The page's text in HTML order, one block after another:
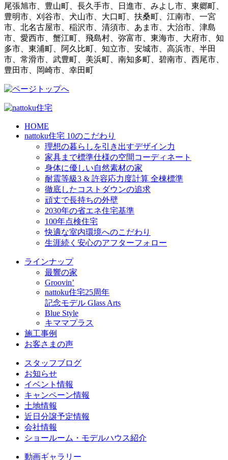
尾張旭市、豊山町、長久手市、日進市、みよし市、東郷町、
豊明市、刈谷市、犬山市、大口町、扶桑町、江南市、一宮
市、北名古屋市、稲沢市、清須市、あま市、大治市、津島
市、愛西市、蟹江町、飛島村、弥富市、東海市、大府市、知
多市、東浦町、阿久比町、知立市、安城市、高浜市、半田
市、常滑市、武豊町、美浜町、南知多町、碧南市、西尾市、
豊田市、岡崎市、幸田町
HOME
nattoku住宅 10のこだわり
理想の暮らしを引き出すデザイン力
家具まで標準仕様の空間コーディネート
身体に優しい自然素材の家
耐震等級3 & 許容応力度計算 全棟標準
徹底したコストダウンの追求
頑丈で長持ちの外壁
2030年の省エネ住宅基準
100年点検住宅
快適な室内環境へのこだわり
生涯続く安心のアフターフォロー
ラインナップ
最響の家
Groovin’
nattoku住宅25周年
記念モデル Glass Arts
Blue Style
キママプラス
施工事例
お客さまの声
スタッフブログ
お知らせ
イベント情報
キャンペーン情報
土地情報
近日分譲予定情報
会社情報
ショールーム・モデルハウス紹介
動画ギャラリー